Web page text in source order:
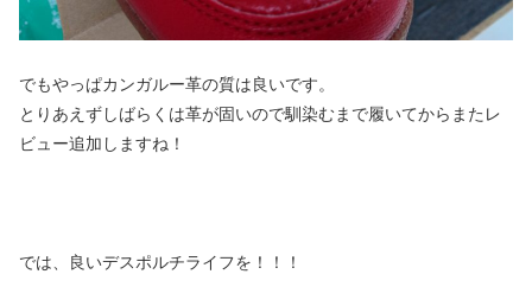
でもやっぱカンガルー革の質は良いです。
とりあえずしばらくは革が固いので馴染むまで履いてからまたレ
ビュー追加しますね！
では、良いデスポルチライフを！！！